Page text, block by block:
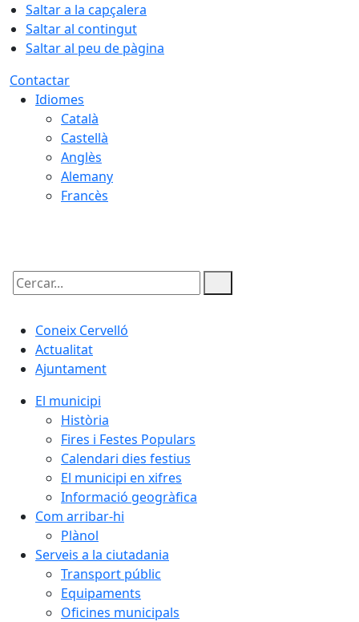
Saltar a la capçalera
Saltar al contingut
Saltar al peu de pàgina
Contactar
Idiomes
Català
Castellà
Anglès
Alemany
Francès
Cercar:
Coneix Cervelló
Actualitat
Ajuntament
El municipi
Història
Fires i Festes Populars
Calendari dies festius
El municipi en xifres
Informació geogràfica
Com arribar-hi
Plànol
Serveis a la ciutadania
Transport públic
Equipaments
Oficines municipals